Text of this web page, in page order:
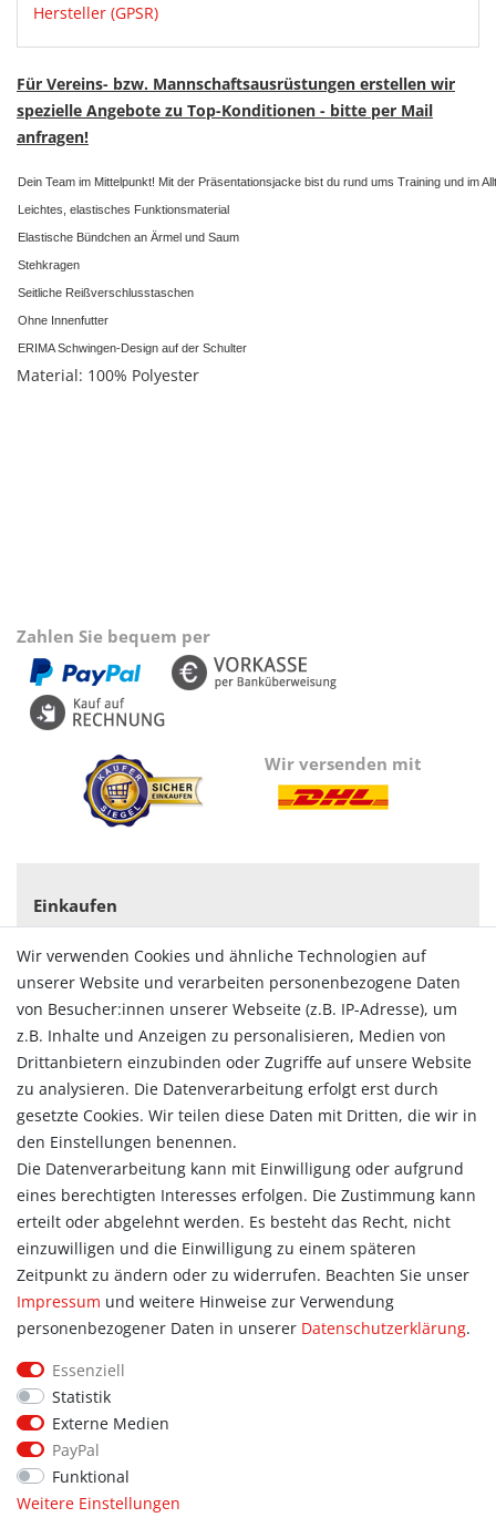
Hersteller (GPSR)
Für Vereins- bzw. Mannschaftsausrüstungen erstellen wir
spezielle Angebote zu Top-Konditionen - bitte per Mail
anfragen!
Dein Team im Mittelpunkt! Mit der Präsentationsjacke bist du rund ums Training und im
Leichtes, elastisches Funktionsmaterial
Elastische Bündchen an Ärmel und Saum
Stehkragen
Seitliche Reißverschlusstaschen
Ohne Innenfutter
ERIMA Schwingen-Design auf der Schulter
Material: 100% Polyester
Zahlen Sie bequem per
Wir versenden mit
Einkaufen
Zahlungsarten
Versandarten & -kosten
Widerrufsrecht
Vertrag widerrufen
Konto
Login
Registrieren
Warenkorb
Zur Kasse
Allgemein
Kontakt
Datenschutzerklärung
AGB
Impressum
Informationen für Vereine
Informationen zur Beflockung
Newsletter-Anmeldung
Wir verwenden Cookies und ähnliche Technologien auf
unserer Website und verarbeiten personenbezogene Daten
von Besucher:innen unserer Webseite (z.B. IP-Adresse), um
z.B. Inhalte und Anzeigen zu personalisieren, Medien von
Drittanbietern einzubinden oder Zugriffe auf unsere Website
zu analysieren. Die Datenverarbeitung erfolgt erst durch
gesetzte Cookies. Wir teilen diese Daten mit Dritten, die wir in
den Einstellungen benennen.
Die Datenverarbeitung kann mit Einwilligung oder aufgrund
eines berechtigten Interesses erfolgen. Die Zustimmung kann
erteilt oder abgelehnt werden. Es besteht das Recht, nicht
einzuwilligen und die Einwilligung zu einem späteren
Zeitpunkt zu ändern oder zu widerrufen. Beachten Sie unser
Impressum und weitere Hinweise zur Verwendung
personenbezogener Daten in unserer Daten­schutz­erklärung.
Essenziell
Statistik
Externe Medien
PayPal
Funktional
Weitere Einstellungen